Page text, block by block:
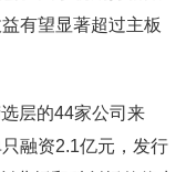
有望显著超过主板
层的44家公司来
融资2.1亿元，发行